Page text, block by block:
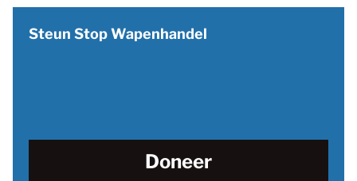
Steun Stop Wapenhandel
Doneer